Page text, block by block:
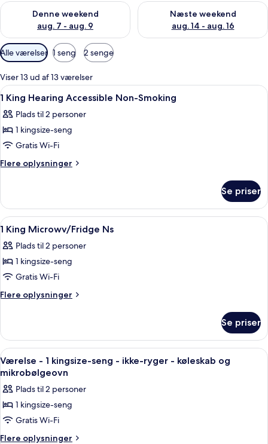
Denne weekend
aug. 7 - aug. 9
Tjek tilgængelighed for denne weekend aug. 7 - aug. 9
Næste weekend
aug. 14 - aug. 16
Tjek tilgængelighed for næste
Tilgængelige
filtre
for
værelser
Alle værelser 1 seng 2 senge
Viser 13 ud af 13 værelser
Indlæs
alle
billeder
af
1
King
Non-
Smoking
Et hotelværelse med en seng, et
11
1 King Hearing Accessible Non-Smoking
Plads til 2 personer
1 kingsize-seng
Gratis Wi-Fi
Flere oplysninger
Flere
King
Hearing
Accessible
Smoking
Se priser
Indlæs
alle
billeder
af
1
King
Et hotelværelse med en seng, en
3
1 King Microwv/Fridge Ns
Plads til 2 personer
1 kingsize-seng
Gratis Wi-Fi
Flere oplysninger
Flere
King
Microwv/Fridge
Ns
Se priser
Indlæs
alle
billeder
af
Værelse
-
1
Et hotelværelse med en seng, en
5
Værelse - 1 kingsize-seng - ikke-ryger - køleskab og
mikrobølgeovn
Plads til 2 personer
1 kingsize-seng
Gratis Wi-Fi
Flere oplysninger
Flere